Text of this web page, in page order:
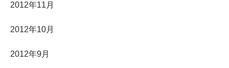
2012年11月
2012年10月
2012年9月